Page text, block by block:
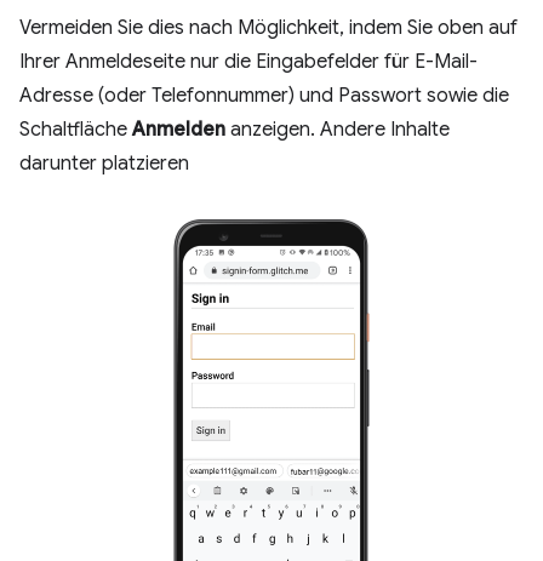
Vermeiden Sie dies nach Möglichkeit, indem Sie oben auf
Ihrer Anmeldeseite nur die Eingabefelder für E-Mail-
Adresse (oder Telefonnummer) und Passwort sowie die
SchaltflächeAnmelden anzeigen. Andere Inhalte
darunter platzieren